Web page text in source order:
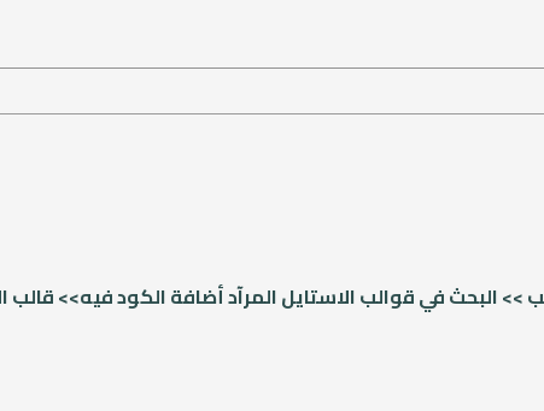
البحث في قوالب الاستايل المرآد أضافة الكود فيه>> قالب